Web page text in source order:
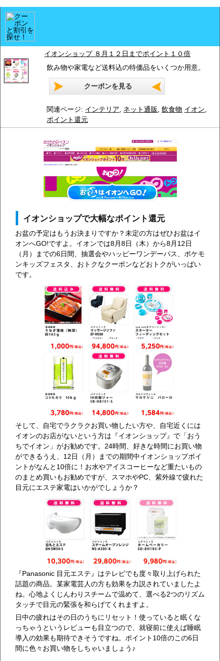
イオンショップ ８月１２日までポイント１０倍
飲み物や家電など送料込の特価品をいくつか用意。
クーポンを見る
関連ページ: インテリア ネット通販 ,飲食物 イオン
ポイント還元
イオンショップで大幅なポイント還元
お盆の予定はもうお決まりですか？未定の方はぜひお盆はイ
オンへGO!ですよ。イオンでは8月8日（木）から8月12日
（月）までの6日間、抽選会やハッピーワンデーパス、ポケモ
ンキッズフェスタ、おトクなクーポンなどおトクがいっぱい
です。
そして、自宅でラクラクお買い物したい方や、自宅近くには
イオンのお店がないという方は『イオンショップ』で「おう
ちでイオン」がお勧めです。24時間、好きな時間にお買い物
ができるうえ、12日（月）までの期間中イオンショップポイ
ントがなんと10倍に！お水やアイスコーヒーなど重たいもの
のまとめ買いもお勧めですが、スマホやPC、紫外線で疲れた
目元にエステ家電はいかがでしょうか？
『Panasonic 目元エステ』はテレビでも度々取り上げられた
話題の商品。某家電芸人の方も効果を力説されていましたよ
ね。心地よくじんわりスチームで温めて、選べる2つのリズム
タッチで目元の緊張を和らげてくれますよ。
日中の疲れはその日のうちにリセット！使っていると眠くな
っちゃうというレビューも目立つので、就寝前に使えば睡眠
導入の効果も期待できそうですね。ポイント10倍のこの6日
間に色々お買い物をしちゃいましょう♪